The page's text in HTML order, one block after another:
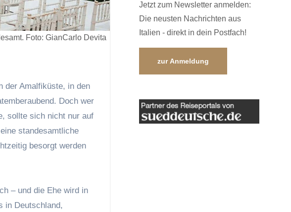
Foto: GianCarlo Devita
der Amalfiküste, in den
Doch wer
sollte sich nicht nur auf
standesamtliche
besorgt werden
– und die Ehe wird in
in Deutschland,
Jetzt zum Newsletter anmelden:
Die neusten Nachrichten aus
Italien - direkt in dein Postfach!
zur Anmeldung